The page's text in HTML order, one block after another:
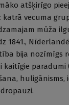
atšķirīgo
vecuma
mūža
1841.,
bija nozīmīgs
kaitīgie paradumi
huligānisms,